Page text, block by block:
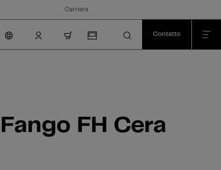
Carriera
Contatto
FH Cera